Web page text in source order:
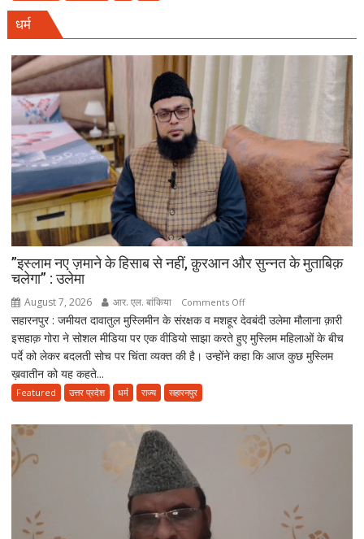
की
आपत्ति,
मौलाना
राशिद
सिद्दीकी
ने
उठाए
सवाल
धर्म
”इस्लाम नए ज़माने के हिसाब से नहीं, क़ुरआन और सुन्नत के मुताबिक़
चलेगा” : उलेमा
August 7, 2026 आर. एल. बांकिया Comments Offon
”इस्लाम
नए
ज़माने
नहीं,
क़ुरआन
और
सहारनपुर : जमीयत दावातुल मुस्लिमीन के संरक्षक व मशहूर देवबंदी उलेमा मौलाना क़ारी
इसहाक़ गोरा ने सोशल मीडिया पर एक वीडियो साझा करते हुए मुस्लिम महिलाओं के बीच
पर्दे को लेकर बदलती सोच पर चिंता व्यक्त की है। उन्होंने कहा कि आज कुछ मुस्लिम
ख़वातीन को यह कहते...
Featured उत्तर प्रदेश धर्म राज्य सहारनपुर